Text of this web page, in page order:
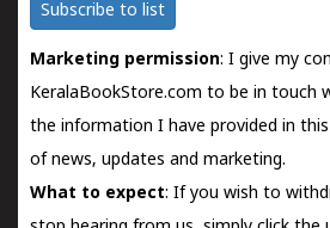
Subscribe to list
Marketing permission: I give my
KeralaBookStore.com to be in touch
the information I have provided in
of news, updates and marketing.
What to expect: If you wish to